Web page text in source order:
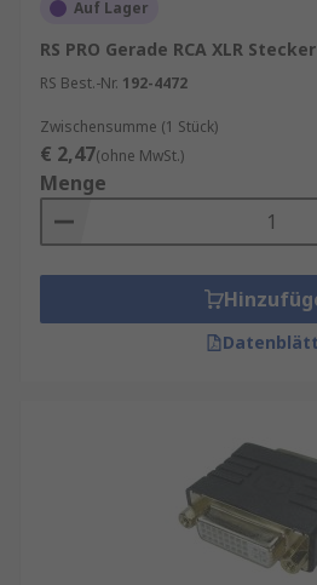
Auf Lager
RS PRO Gerade RCA XLR
RS Best.-Nr. 192-4472
Zwischensumme (1 Stück)
€ 2,47(ohne MwSt.)
Menge